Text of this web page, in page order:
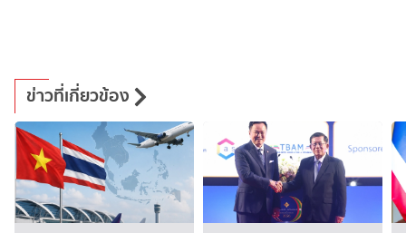
ข่าวที่เกี่ยวข้อง